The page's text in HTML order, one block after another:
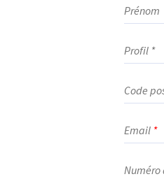
Prénom
Code
Email *
Numéro